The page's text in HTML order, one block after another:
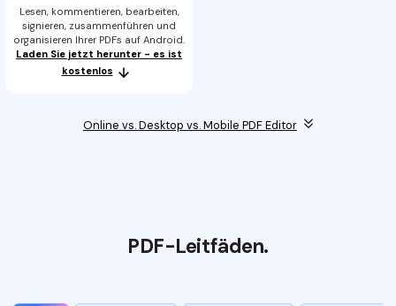
Lesen, kommentieren, bearbeiten,
signieren, zusammenführen und
organisieren Ihrer PDFs auf Android.
Laden Sie jetzt herunter - es ist
kostenlos
Online vs. Desktop vs. Mobile PDF Editor
PDF-Leitfäden.